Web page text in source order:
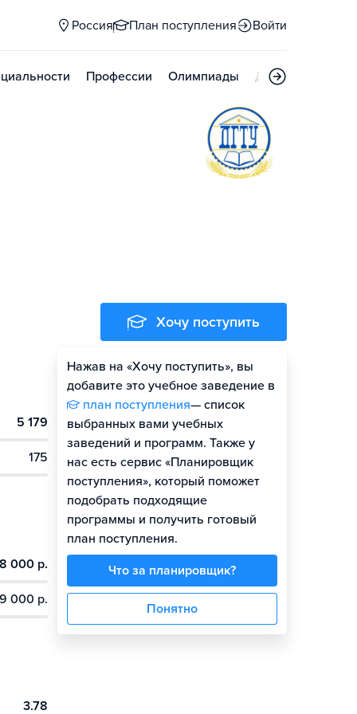
Россия План поступления Войти
Профессии Олимпиады Дни открытых
5 179
175
000 р.
000 р.
3.78
Хочу поступить
Нажав на «Хочу поступить», вы
добавите это учебное заведение в
план поступления— список
выбранных вами учебных
заведений и программ. Также у
нас есть сервис «Планировщик
поступления», который поможет
подобрать подходящие
программы и получить готовый
план поступления.
Что за планировщик?
Понятно
Оценить шансы